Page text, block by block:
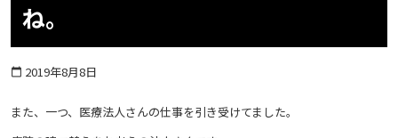
ね。
calendar_today 2019年8月8日
また、一つ、医療法人さんの仕事を引き受けてました。